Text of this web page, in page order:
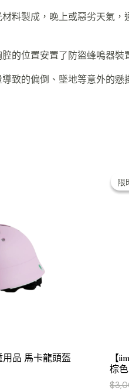
料製成，晚上或惡劣天氣
的位置安置了防盜蜂嗚器裝
致的偏倒、墜地等意外的懸
用品 馬卡龍頭盔
限
限
【
棕
$